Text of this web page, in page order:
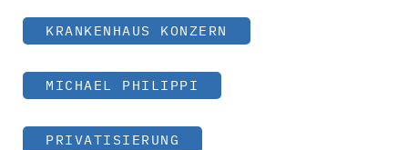
KRANKENHAUS KONZERN
MICHAEL PHILIPPI
PRIVATISIERUNG